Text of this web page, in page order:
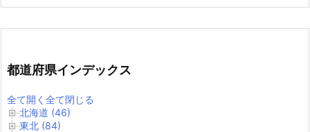
都道府県インデックス
全て開く 全て閉じる
北海道 (46)
東北 (84)